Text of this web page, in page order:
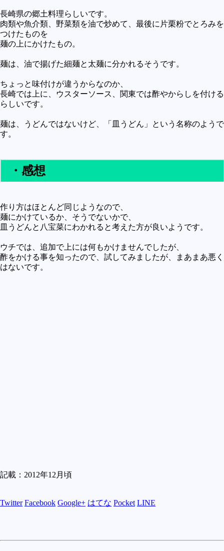
プログラミング(JavaScript)
長崎県の郷土料理らしいです。
肉類や魚介類、野菜類を油で炒めて、最後に片栗粉でとろみを
つけたものを
麺の上にかけたもの。
麺は、油で揚げた細麺と太麺に分かれるそうです。
ちょっと味付けが違うからなのか、
長崎では上に、ウスターソース、関東では酢やからしを付ける
らしいです。
麺は、うどんではないけど、「皿うどん」という名称のようで
す。
・感想
作り方はほとんど同じようなので、
麺にかけているか、そうでないかで、
皿うどんと八宝菜にわかれると考えた方が良いようです。
ウチでは、追加で上には何もかけませんでしたが、
酢をかける事を知ったので、試してみましたが、まあまあ悪く
はないです。
記載：2012年12月頃
Twitter Facebook Google+ はてな Pocket LINE